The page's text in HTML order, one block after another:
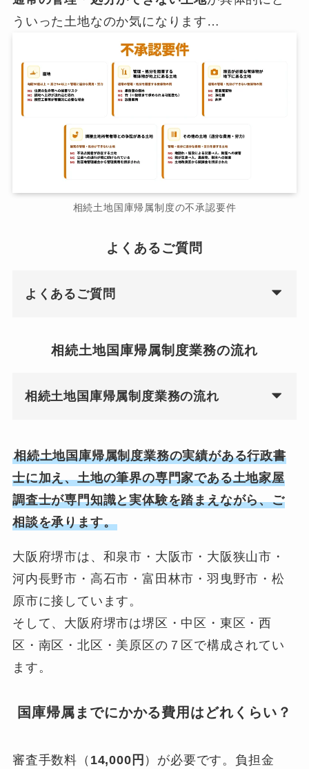
ういった土地なのか気になります…
相続土地国庫帰属制度の不承認要件
よくあるご質問
よくあるご質問
相続土地国庫帰属制度業務の流れ
相続土地国庫帰属制度業務の流れ
相続土地国庫帰属制度業務の実績がある行政書
士に加え、土地の筆界の専門家である土地家屋
調査士が専門知識と実体験を踏まえながら、ご
相談を承ります。
大阪府堺市は、和泉市・大阪市・大阪狭山市・
河内長野市・高石市・富田林市・羽曳野市・松
原市に接しています。
そして、大阪府堺市は堺区・中区・東区・西
区・南区・北区・美原区の７区で構成されてい
ます。
国庫帰属までにかかる費用はどれくらい？
審査手数料（ 14,000円 ）が必要です。負担金